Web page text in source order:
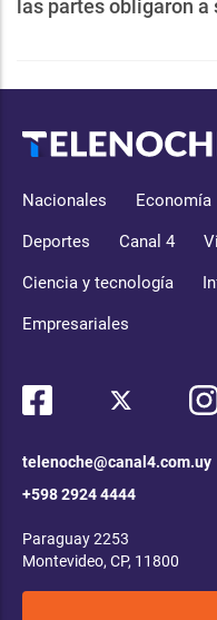
las partes obligaron
Nacionales Economía
Deportes Canal 4
Ciencia y tecnología
Empresariales
telenoche@canal4.com.uy
+598 2924 4444
Paraguay 2253
Montevideo, CP, 11800